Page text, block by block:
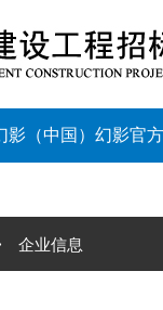
影（中国）幻影官
> 企业信息